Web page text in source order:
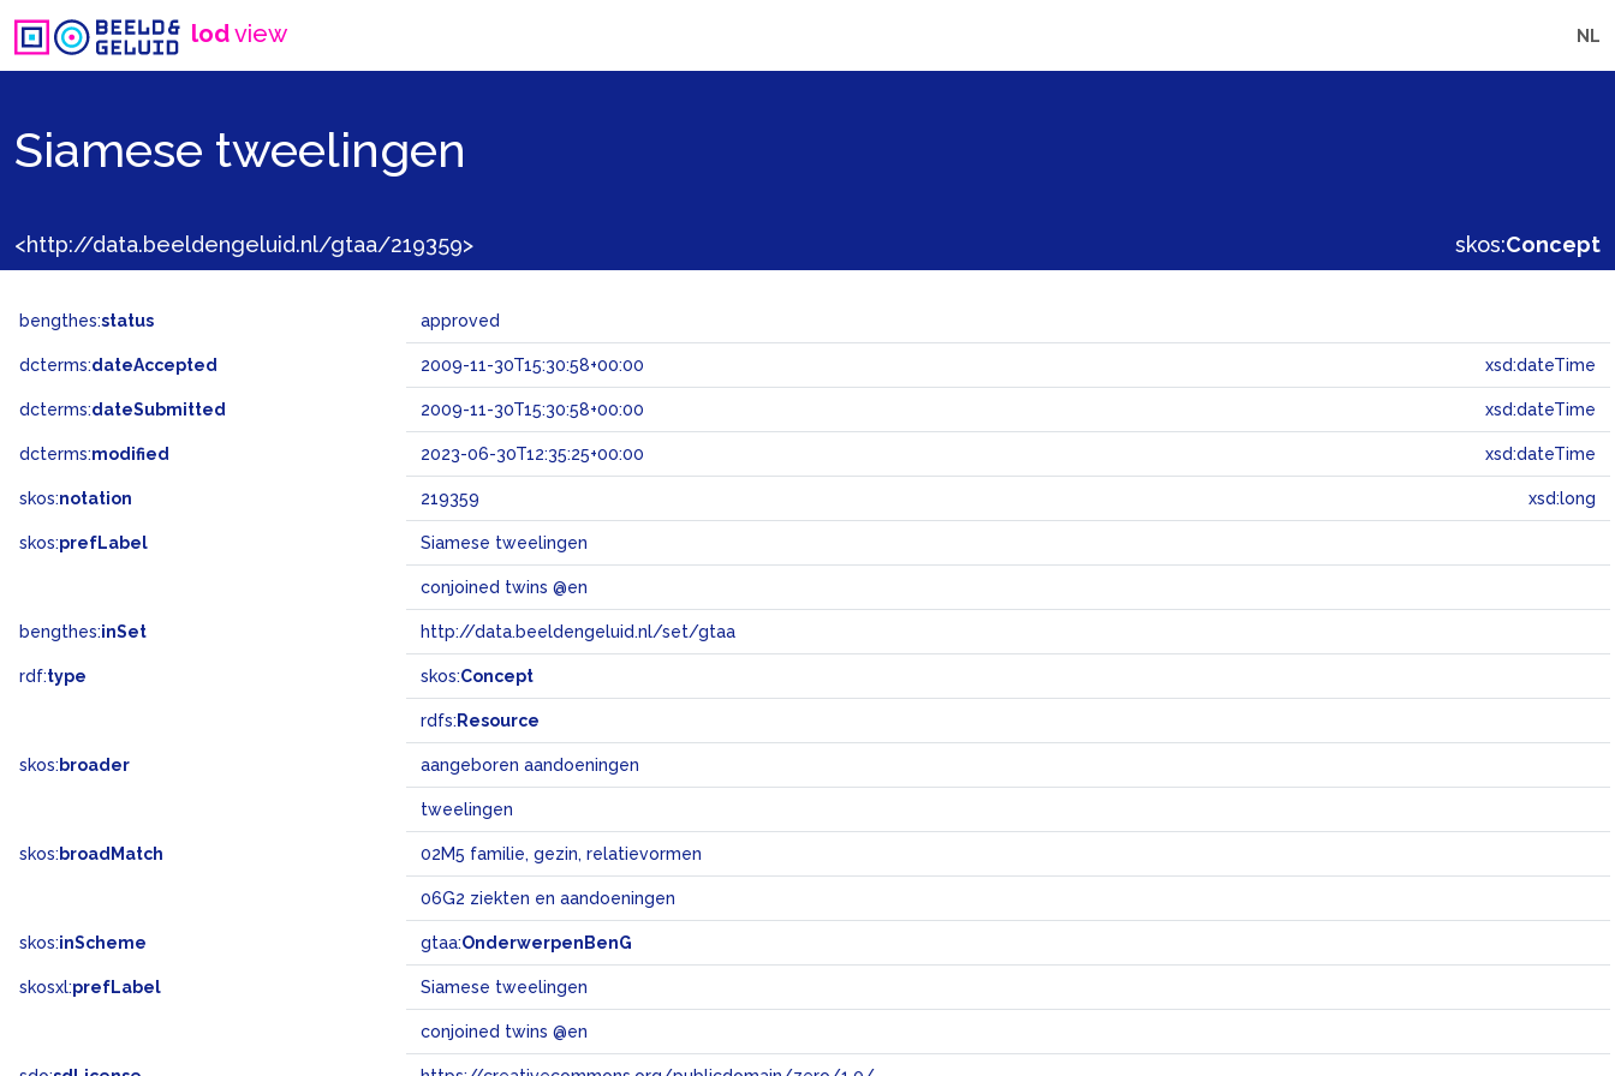
lodview NL
Siamese tweelingen
<http://data.beeldengeluid.nl/gtaa/219359> skos:Concept
bengthes:status approved
dcterms:dateAccepted 2009-11-30T15:30:58+00:00 xsd:dateTime
dcterms:dateSubmitted 2009-11-30T15:30:58+00:00 xsd:dateTime
dcterms:modified 2023-06-30T12:35:25+00:00 xsd:dateTime
skos:notation 219359 xsd:long
skos:prefLabel Siamese tweelingen
conjoined twins @en
bengthes:inSet http://data.beeldengeluid.nl/set/gtaa
rdf:type skos:Concept
rdfs: Resource
skos: broader aangeboren aandoeningen
tweelingen
skos: broadMatch 02M5 familie, gezin, relatievormen
06G2 ziekten en aandoeningen
skos:inScheme gtaa:OnderwerpenBenG
skosxl:prefLabel Siamese tweelingen
conjoined twins @en